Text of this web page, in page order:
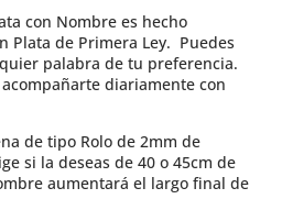
con Nombre es hecho
Plata de Primera Ley. Puedes
palabra de tu preferencia.
diariamente con
de tipo Rolo de 2mm de
si la deseas de 40 o 45cm de
aumentará el largo final de